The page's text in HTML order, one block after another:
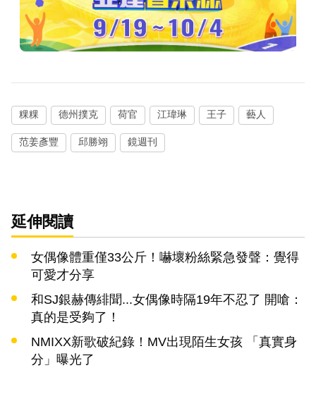
粿粿 德州撲克 荷官 江瑋琳 王子 藝人
范姜彥豐 邱勝翊 鏡週刊
延伸閱讀
女偶像體重僅33公斤！嚇壞粉絲緊急發聲：覺得
可愛才分享
和SJ銀赫傳緋聞...女偶像時隔19年不忍了 開嗆：
真的是受夠了！
NMIXX新歌破紀錄！MV出現陌生女孩 「真實身
分」曝光了